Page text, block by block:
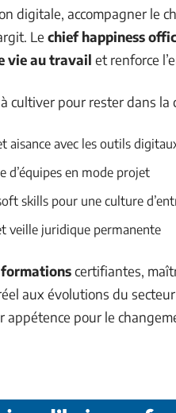
digitale, accompagner le
Le chief happiness
vie au travail et renforce
cultiver pour rester dans la
aisance avec les outils
d’équipes en mode projet
skills pour une culture
veille juridique permanente
formationscertifiantes,
aux évolutions du
appétence pour le